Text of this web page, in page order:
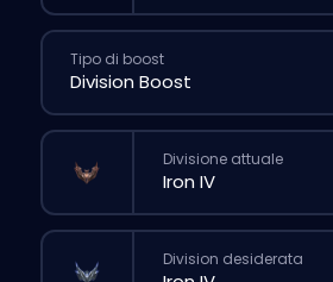
Tipo di boost
Divisione attuale
Division desiderata